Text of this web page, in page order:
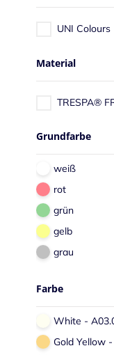
UNI Colours
Material
TRESPA®
Grundfarbe
weiß
rot
grün
gelb
grau
Farbe
White -
Gold Yellow